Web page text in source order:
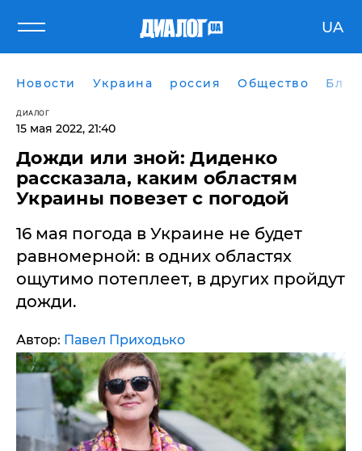
UA
Новости Украина россия Общество
ДИАЛОГ
15 мая 2022, 21:40
Дожди или зной: Диденко
рассказала, каким областям
Украины повезет с погодой
16 мая погода в Украине не будет
равномерной: в одних областях
ощутимо потеплеет, в других пройдут
дожди.
Автор: Павел Приходько